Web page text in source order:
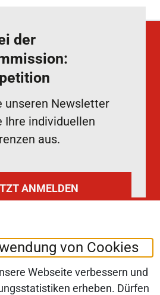
von Cookies
Webseite verbessern und
erheben. Dürfen
der
unseren Newsletter
Ihre individuellen
aus.
ANMELDEN
auf: LinkedIn